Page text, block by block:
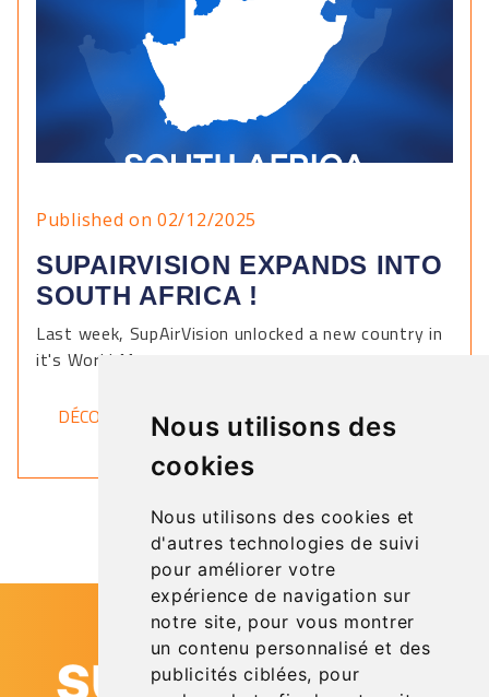
Nous utilisons des
cookies
Nous utilisons des cookies et
d'autres technologies de suivi
pour améliorer votre
expérience de navigation sur
notre site, pour vous montrer
un contenu personnalisé et des
publicités ciblées, pour
Published on 02/12/2025
SUPAIRVISION EXPANDS INTO
SOUTH AFRICA !
Last week, SupAirVision unlocked a new country in
it's World Map.
DÉCOUVRIR